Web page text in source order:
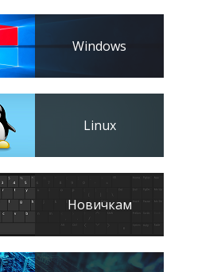
Windows
Linux
Новичкам